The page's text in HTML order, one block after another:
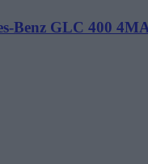
Benz GLC 400